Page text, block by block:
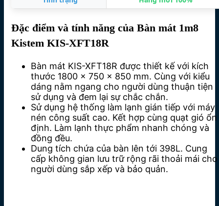
Đặc điểm và tính năng của Bàn mát 1m8
Kistem KIS-XFT18R
Bàn mát KIS-XFT18R được thiết kế với kích
thước 1800 x 750 x 850 mm. Cùng với kiểu
dáng nằm ngang cho người dùng thuận tiện
sử dụng và đem lại sự chắc chắn.
Sử dụng hệ thống làm lạnh gián tiếp với máy
nén công suất cao. Kết hợp cùng quạt gió ổn
định. Làm lạnh thực phẩm nhanh chóng và
đồng đều.
Dung tích chứa của bàn lên tới 398L. Cung
cấp không gian lưu trữ rộng rãi thoải mái cho
người dùng sắp xếp và bảo quản.